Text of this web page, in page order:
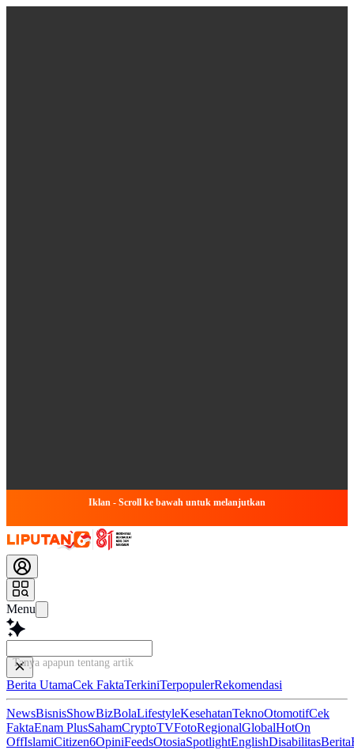
Iklan - Scroll ke bawah untuk melanjutkan
Menu
Tanya apapun tentang artikel ini...
Berita UtamaCek FaktaTerkiniTerpopulerRekomendasi
NewsBisnisShowBizBolaLifestyleKesehatanTeknoOtomotifCek
FaktaEnam PlusSahamCryptoTVFotoRegionalGlobalHotOn
OffIslamiCitizen6OpiniFeedsOtosiaSpotlightEnglishDisabilitasBerita